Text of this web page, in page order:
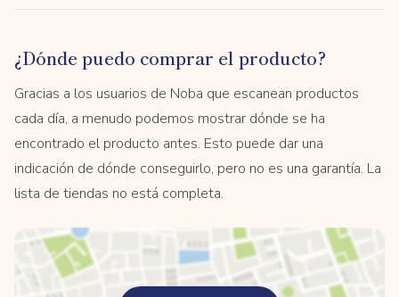
¿Dónde puedo comprar el producto?
Gracias a los usuarios de Noba que escanean productos
cada día, a menudo podemos mostrar dónde se ha
encontrado el producto antes. Esto puede dar una
indicación de dónde conseguirlo, pero no es una garantía. La
lista de tiendas no está completa.